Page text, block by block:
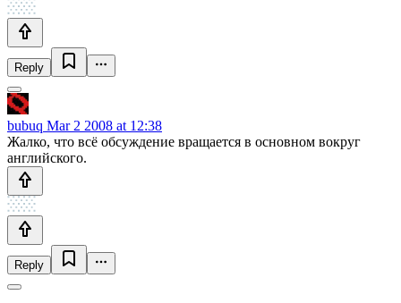
Reply
bubuq Mar 2 2008 at 12:38
Жалко, что всё обсуждение вращается в основном вокруг
английского.
Reply